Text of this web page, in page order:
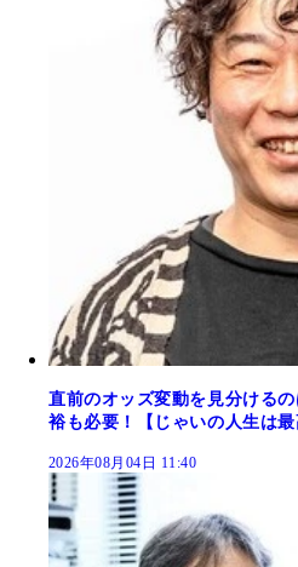
直前のオッズ変動を見分ける
裕も必要！【じゃいの人生は
2026年08月04日 11:40